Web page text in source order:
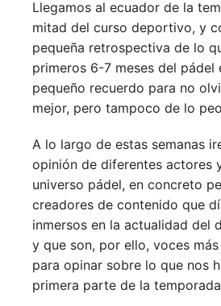
Llegamos al ecuador de la
mitad del curso deportivo, y
pequeña retrospectiva de lo
primeros 6-7 meses del pádel
pequeño recuerdo para no
mejor, pero tampoco de lo
A lo largo de estas semanas
opinión de diferentes actores
universo pádel, en concreto
creadores de contenido que
inmersos en la actualidad del
y que son, por ello, voces
para opinar sobre lo que nos
primera parte de la